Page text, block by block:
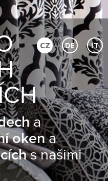
a
okena
s našimi
CZ DE IT